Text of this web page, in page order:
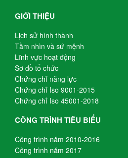
GIỚI THIỆU
Lịch sử hình thành
Tầm nhìn và sứ mệnh
Lĩnh vực hoạt động
Sơ đồ tổ chức
Chứng chỉ năng lực
Chứng chỉ Iso 9001-2015
Chứng chỉ Iso 45001-2018
CÔNG TRÌNH TIÊU BIỂU
Công trình năm 2010-2016
Công trình năm 2017